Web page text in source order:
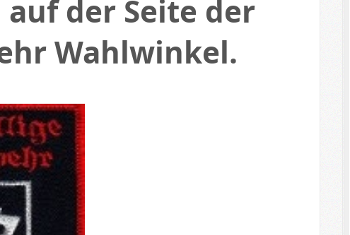
der Seite der
Wahlwinkel.